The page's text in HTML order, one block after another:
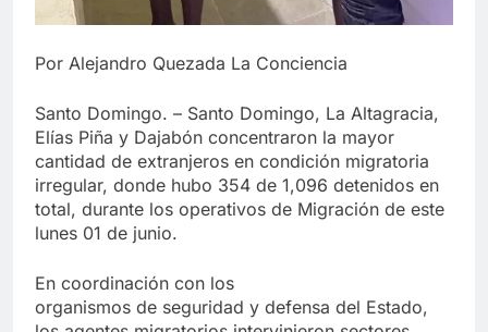
Por Alejandro Quezada La Conciencia
Santo Domingo. – Santo Domingo, La Altagracia,
Elías Piña y Dajabón concentraron la mayor
cantidad de extranjeros en condición migratoria
irregular, donde hubo 354 de 1,096 detenidos en
total, durante los operativos de Migración de este
lunes 01 de junio.
En coordinación con los
organismos de seguridad y defensa del Estado,